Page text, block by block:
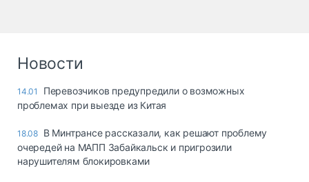
Новости
14.01
Перевозчиков предупредили о возможных
проблемах при выезде из Китая
18.08 В Минтрансе рассказали, как решают проблему
очередей на МАПП Забайкальск и пригрозили
нарушителям блокировками